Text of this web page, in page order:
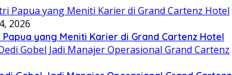
2026
Papua yang Meniti Karier di Grand Cartenz Hotel